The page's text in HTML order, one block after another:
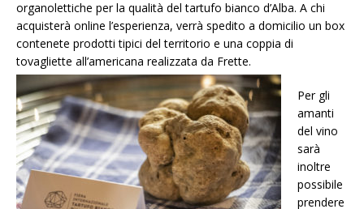
organolettiche per la qualità del tartufo bianco d’Alba. A chi
acquisterà online l’esperienza, verrà spedito a domicilio un box
contenete prodotti tipici del territorio e una coppia di
tovagliette all’americana realizzata da Frette.
Per gli
amanti
del vino
sarà
inoltre
possibile
prendere